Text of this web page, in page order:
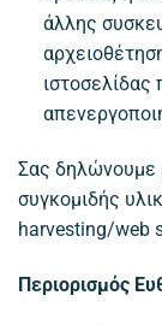
άλλης
ιστοσελίδας
Σας δηλώνουμε
συγκομιδής
harvesting/web
Περιορισμός